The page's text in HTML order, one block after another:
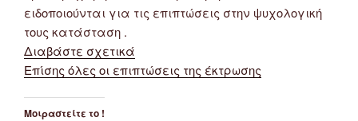
ειδοποιούνται για τις επιπτώσεις στην ψυχολογική
τους κατάσταση .
Διαβάστε σχετικά
Επίσης όλες οι επιπτώσεις της έκτρωσης
Μοιραστείτε το !